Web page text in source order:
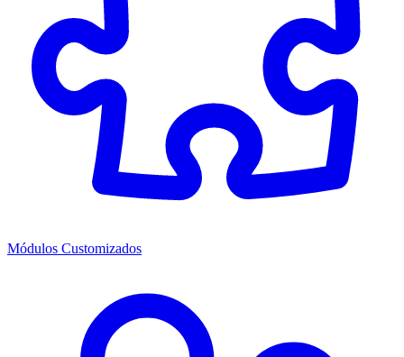
Módulos Customizados